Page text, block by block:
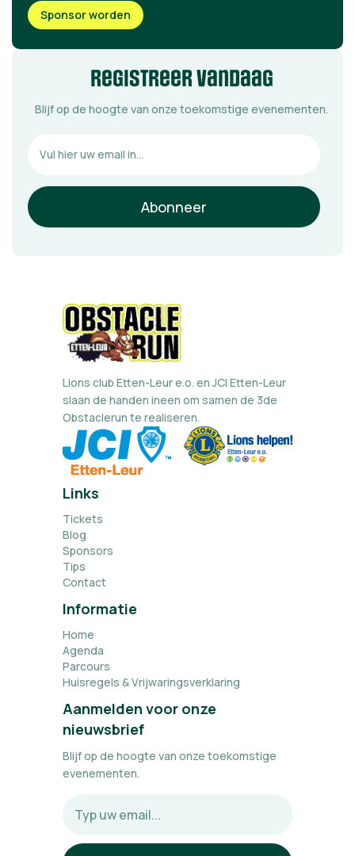
Sponsor worden
registreer vandaag
Blijf op de hoogte van onze toekomstige evenementen.
Lions club Etten-Leur e.o. en JCI Etten-Leur
slaan de handen ineen om samen de 3de
Obstaclerun te realiseren.
Links
Tickets
Blog
Sponsors
Tips
Contact
Informatie
Home
Agenda
Parcours
Huisregels & Vrijwaringsverklaring
Aanmelden voor onze
nieuwsbrief
Blijf op de hoogte van onze toekomstige
evenementen.